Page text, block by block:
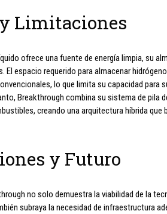
Limitaciones
ofrece una fuente de energía limpia, su
espacio requerido para almacenar
lo que limita su capacidad
Breakthrough combina su sistema de pila
creando una arquitectura híbrida que
y Futuro
no solo demuestra la viabilidad de la
subraya la necesidad de infraestructura